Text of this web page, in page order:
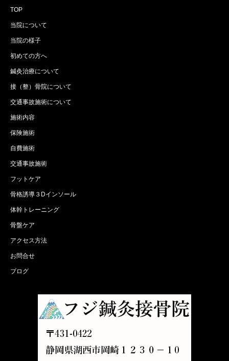
TOP
当院について
当院の様子
初めての方へ
鍼灸治療について
接（整）骨院について
交通事故施術について
施術内容
保険施術
自費施術
交通事故施術
フットケア
骨格誘導３Dインソール
体幹トレーニング
骨盤ケア
アクセス方法
お問合せ
ブログ